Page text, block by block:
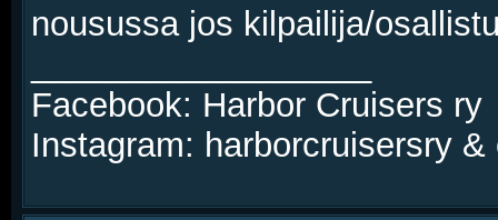
nousussa jos kilpailija/
Facebook: Harbor Cruisers ry
Instagram: harborcruisersry